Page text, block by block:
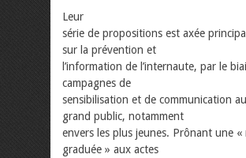
Leur
série de propositions est axée
sur la prévention et
l’information de l’internaute, par le
campagnes de
sensibilisation et de communication
grand public, notamment
envers les plus jeunes. Prônant une «
graduée » aux actes